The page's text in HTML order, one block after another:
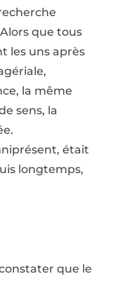
que tous
les uns après
la même
sens, la
était
longtemps,
que le